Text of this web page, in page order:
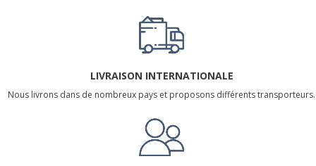
LIVRAISON INTERNATIONALE
Nous livrons dans de nombreux pays et proposons différents transporteurs.